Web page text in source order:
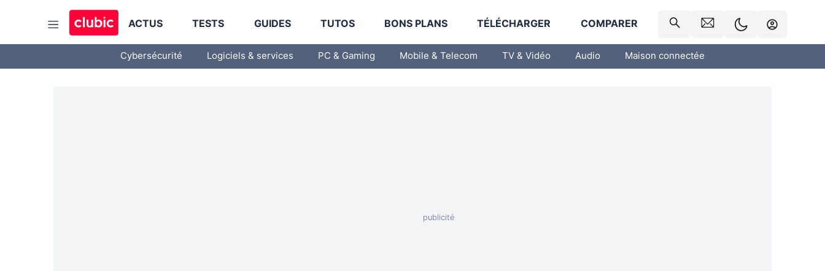
ACTUS TESTS GUIDES TUTOS BONS PLANS TÉLÉCHARGER COMPARER
Cybersécurité Logiciels & services PC & Gaming Mobile & Telecom TV & Vidéo Audio Maison connectée